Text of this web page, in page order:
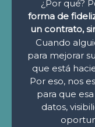
¿Por qué?
forma de
un contrato,
Cuando
para mejorar
que está
Por eso, nos
para que
datos,